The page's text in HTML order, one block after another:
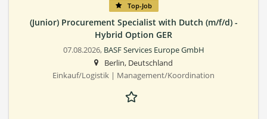
Top-Job
(Junior) Procurement Specialist with Dutch (m/f/d) -
Hybrid Option GER
07.08.2026, BASF Services Europe GmbH
Berlin, Deutschland
Einkauf/Logistik | Management/Koordination